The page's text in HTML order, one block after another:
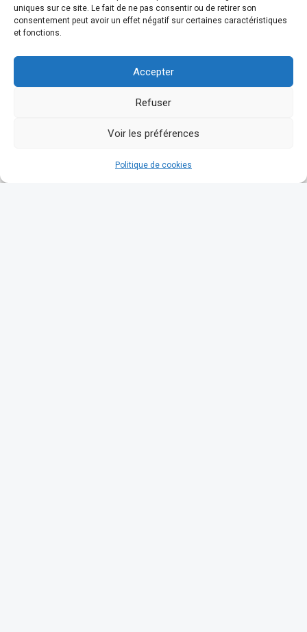
uniques sur ce site. Le fait de ne pas consentir ou de retirer son
consentement peut avoir un effet négatif sur certaines caractéristiques
et fonctions.
Accepter
Refuser
Voir les préférences
Politique de cookies